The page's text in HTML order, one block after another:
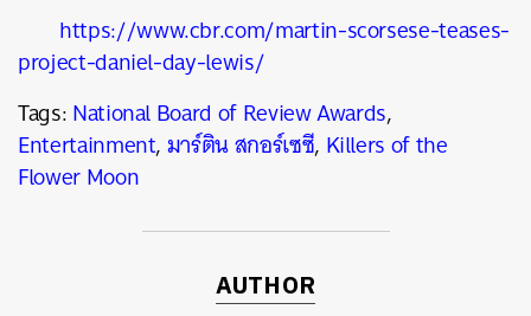
https://www.cbr.com/martin-scorsese-teases-
project-daniel-day-lewis/
Tags:National Board of Review Awards,
Entertainment,มาร์ติน สกอร์เซซี, Killers of the
Flower Moon
AUTHOR